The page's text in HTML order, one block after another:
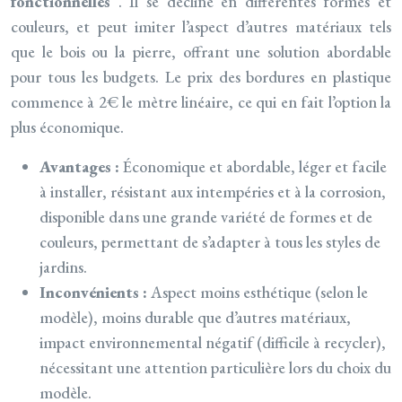
couleurs, et peut imiter l’aspect d’autres matériaux tels
que le bois ou la pierre, offrant une solution abordable
pour tous les budgets. Le prix des bordures en plastique
commence à 2€ le mètre linéaire, ce qui en fait l’option la
plus économique.
Avantages : Économique et abordable, léger et facile
à installer, résistant aux intempéries et à la corrosion,
disponible dans une grande variété de formes et de
couleurs, permettant de s’adapter à tous les styles de
jardins.
Inconvénients : Aspect moins esthétique (selon le
modèle), moins durable que d’autres matériaux,
impact environnemental négatif (difficile à recycler),
nécessitant une attention particulière lors du choix du
modèle.